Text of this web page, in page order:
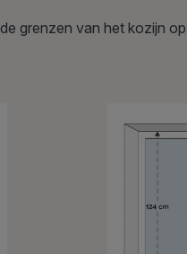
grenzen van het kozijn